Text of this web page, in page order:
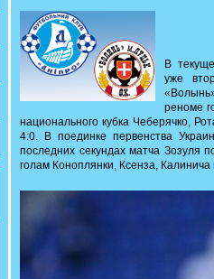
В
уже
реноме
национального кубка Чеберячко,
4:0. В поединке первенства
последних секундах матча Зозуля
голам Коноплянки, Ксенза, Калинича